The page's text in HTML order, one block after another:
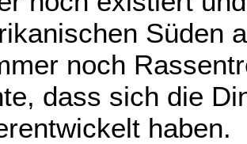
Süden
noch
dass sich die
haben.